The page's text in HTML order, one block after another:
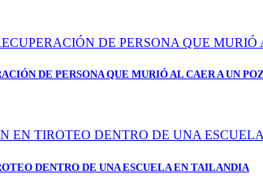
DE PERSONA QUE MURIÓ AL CAER A UN
DENTRO DE UNA ESCUELA EN TAILANDIA